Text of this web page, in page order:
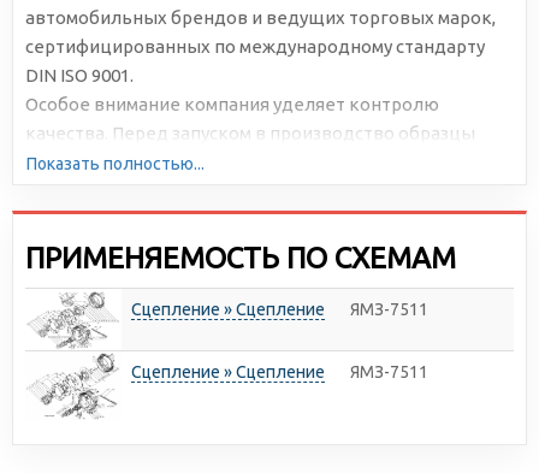
автомобильных брендов и ведущих торговых марок,
сертифицированных по международному стандарту
DIN ISO 9001.
Особое внимание компания уделяет контролю
качества. Перед запуском в производство образцы
подвергаются многократному и всестороннему
Показать полностью...
ПРИМЕНЯЕМОСТЬ ПО СХЕМАМ
Сцепление » Сцепление ЯМЗ-7511
Сцепление » Сцепление ЯМЗ-7511